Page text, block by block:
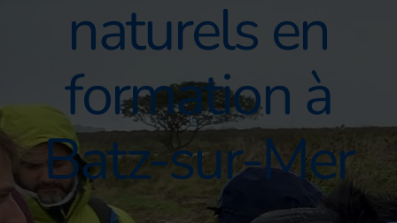
naturels en
formation à
Batz-sur-Mer​